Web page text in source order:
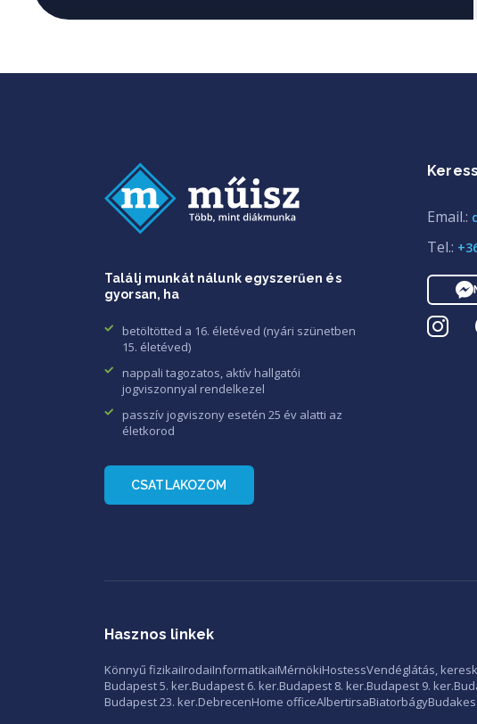
Találj munkát nálunk egyszerűen és
gyorsan, ha
betöltötted a 16. életéved (nyári szünetben
15. életéved)
nappali tagozatos, aktív hallgatói
jogviszonnyal rendelkezel
passzív jogviszony esetén 25 év alatti az
életkorod
CSATLAKOZOM
Email.:
Tel.:
Hasznos linkek
Könnyű fizikaiIrodaiInformatikaiMérnökiHostessVendéglátás,
Budapest 5. ker.Budapest 6. ker.Budapest 8. ker.Budapest 9. ker.
Budapest 23. ker.DebrecenHome officeAlbertirsaBiatorbágy